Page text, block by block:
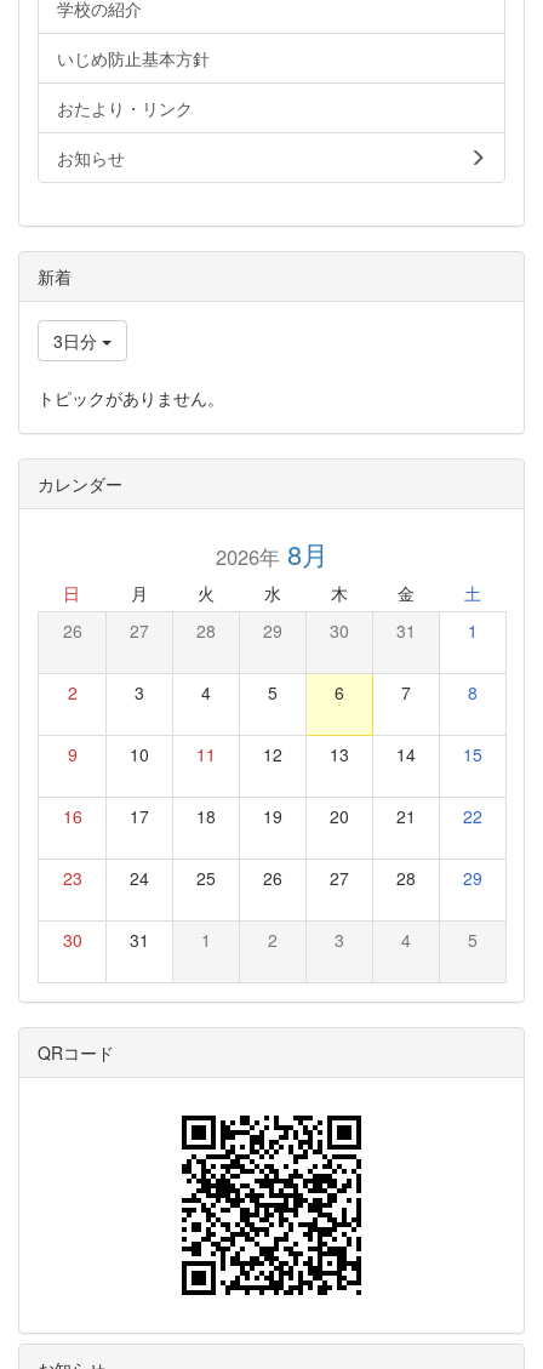
学校の紹介
いじめ防止基本方針
おたより・リンク
お知らせ
新着
3日分
トピックがありません。
カレンダー
2026年8月
日 月 火 水 木 金 土
26 27 28 29 30 31 1
2 3 4 5 6 7 8
9 10 11 12 13 14 15
16 17 18 19 20 21 22
23 24 25 26 27 28 29
30 31 1 2 3 4 5
QRコード